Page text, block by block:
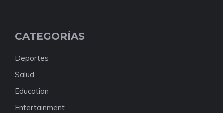
CATEGORÍAS
Deportes
Salud
Education
Entertainment